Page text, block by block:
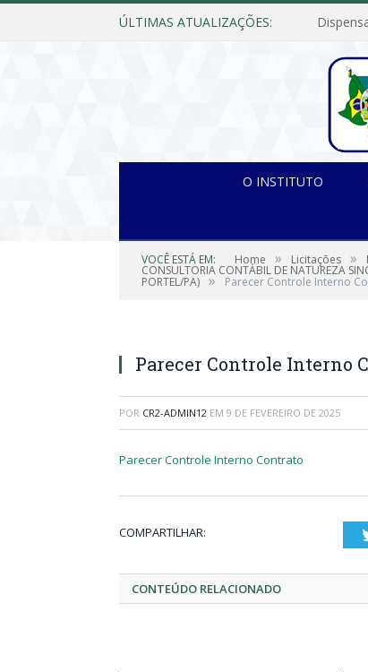
ÚLTIMAS ATUALIZAÇÕES:
O INSTITUTO
VOCÊ ESTÁ EM: Home » Licitações »
CONSULTORIA CONTÁBIL DE NATUREZA
PORTEL/PA) » Parecer Controle Interno
Parecer Controle Interno
POR CR2-ADMIN12 EM 9 DE FEVEREIRO DE 2025
Parecer Controle Interno Contrato
COMPARTILHAR:
CONTEÚDO RELACIONADO